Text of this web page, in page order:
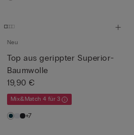
Neu
Top aus gerippter Superior-
Baumwolle
19,90 €
Mix&Match 4 für 3
+7